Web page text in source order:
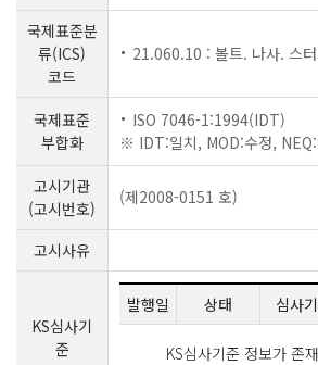
국제표준분
류(ICS)
코드
21.060.10 : 볼트. 나사. 스
국제표준
부합화
ISO 7046-1:1994(IDT)
※ IDT:일치, MOD:수정, NEQ:
고시기관
(고시번호)
(제2008-0151 호)
고시사유
KS심사기
준
발행일 상태 심사
KS심사기준 정보가 존